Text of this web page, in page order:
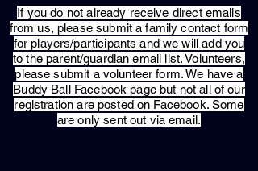
​If you do not already receive direct emails
from us, please submit a family contact form
for players/participants and we will add you
to the parent/guardian email list. Volunteers,
please submit a volunteer form. We have a
Buddy Ball Facebook page but not all of our
registration are posted on Facebook. Some
are only sent out via email.